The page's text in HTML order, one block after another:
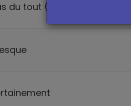
du tout (phrase négative)